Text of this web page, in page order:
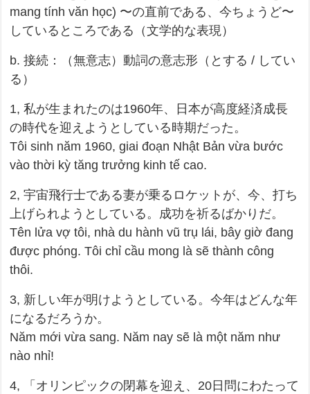
mang tính văn học) 〜の直前である、今ちょうど〜
しているところである（文学的な表現）
b. 接続：（無意志）動詞の意志形（とする / してい
る）
1, 私が生まれたのは1960年、日本が高度経済成長
の時代を迎えようとしている時期だった。
Tôi sinh năm 1960, giai đoạn Nhật Bản vừa bước
vào thời kỳ tăng trưởng kinh tế cao.
2, 宇宙飛行士である妻が乗るロケットが、今、打ち
上げられようとしている。成功を祈るばかりだ。
Tên lửa vợ tôi, nhà du hành vũ trụ lái, bây giờ đang
được phóng. Tôi chỉ cầu mong là sẽ thành công
thôi.
3, 新しい年が明けようとしている。今年はどんな年
になるだろうか。
Năm mới vừa sang. Năm nay sẽ là một năm như
nào nhỉ!
4, 「オリンピックの閉幕を迎え、20日問にわたって